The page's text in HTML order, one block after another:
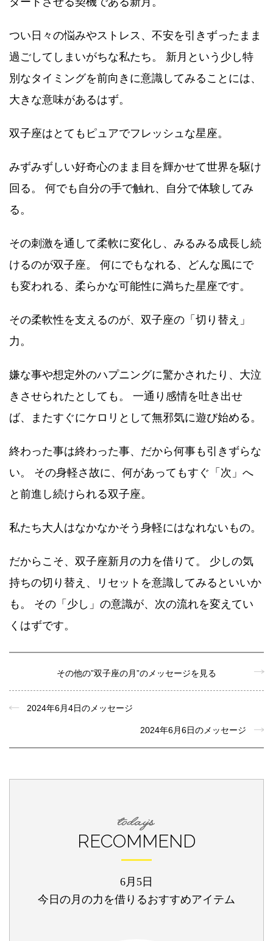
つい日々の悩みやストレス、不安を引きずったまま
過ごしてしまいがちな私たち。 新月という少し特
別なタイミングを前向きに意識してみることには、
大きな意味があるはず。
双子座はとてもピュアでフレッシュな星座。
みずみずしい好奇心のまま目を輝かせて世界を駆け
回る。 何でも自分の手で触れ、自分で体験してみ
る。
その刺激を通して柔軟に変化し、みるみる成長し続
けるのが双子座。 何にでもなれる、どんな風にで
も変われる、柔らかな可能性に満ちた星座です。
その柔軟性を支えるのが、双子座の「切り替え」
力。
嫌な事や想定外のハプニングに驚かされたり、大泣
きさせられたとしても。 一通り感情を吐き出せ
ば、またすぐにケロリとして無邪気に遊び始める。
終わった事は終わった事、だから何事も引きずらな
い。 その身軽さ故に、何があってもすぐ「次」へ
と前進し続けられる双子座。
私たち大人はなかなかそう身軽にはなれないもの。
だからこそ、双子座新月の力を借りて。 少しの気
持ちの切り替え、リセットを意識してみるといいか
も。 その「少し」の意識が、次の流れを変えてい
くはずです。
その他の”双子座の月”のメッセージを見る
2024年6月4日のメッセージ
2024年6月6日のメッセージ
RECOMMEND
6月5日
今日の月の力を借りるおすすめアイテム